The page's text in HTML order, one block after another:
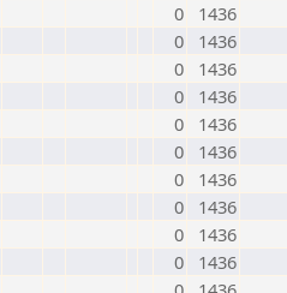
0
1436
0
1436
0
1436
0
1436
0
1436
0
1436
0
1436
0
1436
0
1436
0
1436